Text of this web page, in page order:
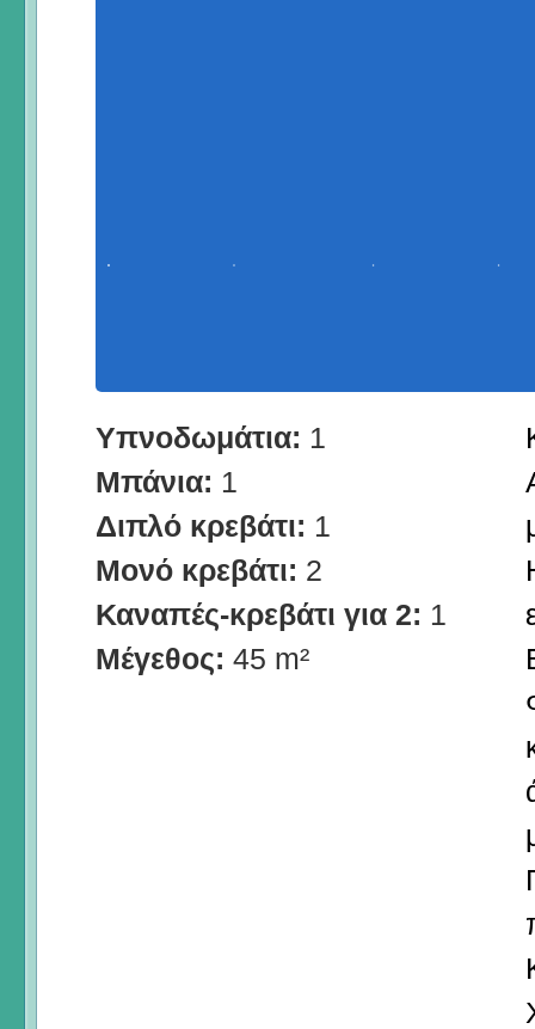
Υπνοδωμάτια: 1
Μπάνια: 1
Διπλό κρεβάτι: 1
Μονό κρεβάτι: 2
Καναπές-κρεβάτι για 2: 1
Μέγεθος: 45 m²